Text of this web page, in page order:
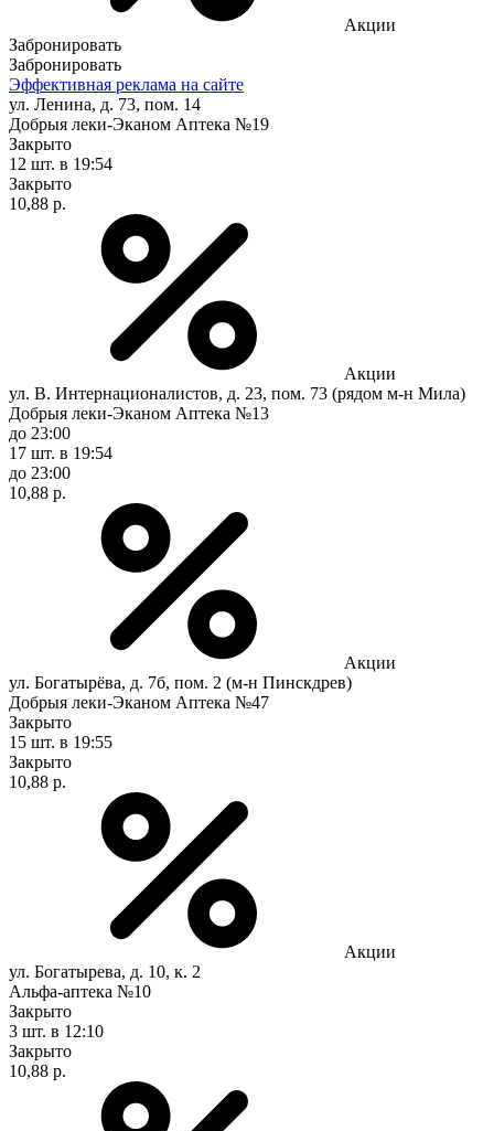
Акции
Забронировать
Забронировать
Эффективная реклама на сайте
ул. Ленина, д. 73, пом. 14
Добрыя леки-Эканом Аптека №19
Закрыто
12 шт. в 19:54
Закрыто
10,88 р.
Акции
ул. В. Интернационалистов, д. 23, пом. 73 (рядом м-н Мила)
Добрыя леки-Эканом Аптека №13
до 23:00
17 шт. в 19:54
до 23:00
10,88 р.
Акции
ул. Богатырёва, д. 7б, пом. 2 (м-н Пинскдрев)
Добрыя леки-Эканом Аптека №47
Закрыто
15 шт. в 19:55
Закрыто
10,88 р.
Акции
ул. Богатырева, д. 10, к. 2
Альфа-аптека №10
Закрыто
3 шт. в 12:10
Закрыто
10,88 р.